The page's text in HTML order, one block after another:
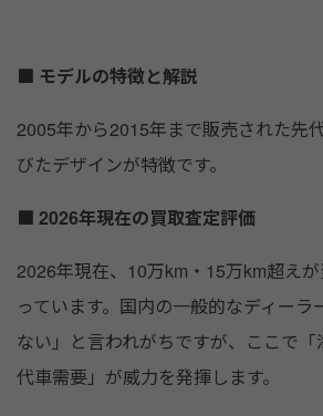
■ モデルの特徴と解説
2005年から2015年まで販売された先
びたデザインが特徴です。
■ 2026年現在の買取査定評価
2026年現在、10万km・15万km超え
っています。国内の一般的なディーラ
ない」と言われがちですが、ここで
代車需要」が威力を発揮します。